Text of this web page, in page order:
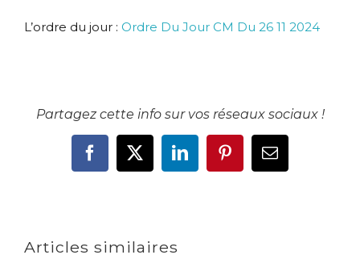
L’ordre du jour : Ordre Du Jour CM Du 26 11 2024
Partagez cette info sur vos réseaux sociaux !
Facebook
X LinkedInPinterestEmail
Articles similaires